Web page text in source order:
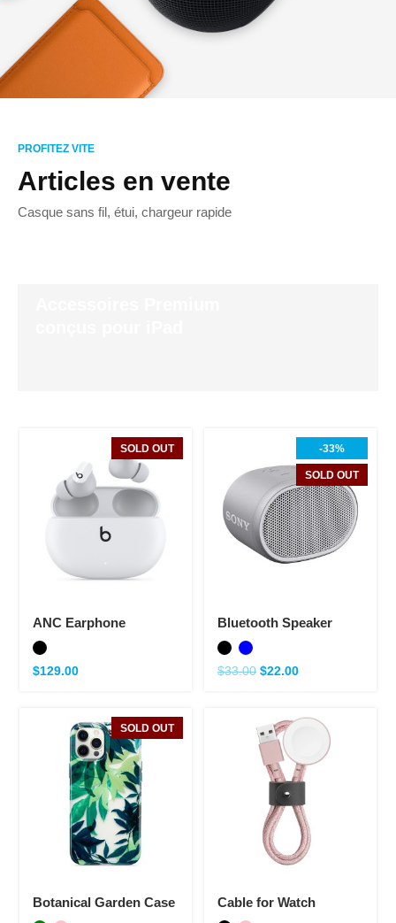
PROFITEZ VITE
Articles en vente
Casque sans fil, étui, chargeur rapide
SOLD OUT
ANC Earphone
$129.00
-33%
SOLD OUT
Bluetooth Speaker
$33.00 $22.00
SOLD OUT
Botanical Garden Case Cable for Watch